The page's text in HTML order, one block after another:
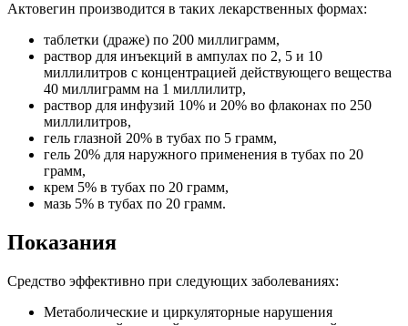
Актовегин производится в таких лекарственных формах:
таблетки (драже) по 200 миллиграмм,
раствор для инъекций в ампулах по 2, 5 и 10
миллилитров с концентрацией действующего вещества
40 миллиграмм на 1 миллилитр,
раствор для инфузий 10% и 20% во флаконах по 250
миллилитров,
гель глазной 20% в тубах по 5 грамм,
гель 20% для наружного применения в тубах по 20
грамм,
крем 5% в тубах по 20 грамм,
мазь 5% в тубах по 20 грамм.
Показания
Средство эффективно при следующих заболеваниях:
Метаболические и циркуляторные нарушения